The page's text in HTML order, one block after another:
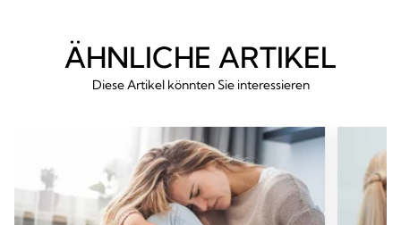
ÄHNLICHE ARTIKEL
Diese Artikel könnten Sie interessieren